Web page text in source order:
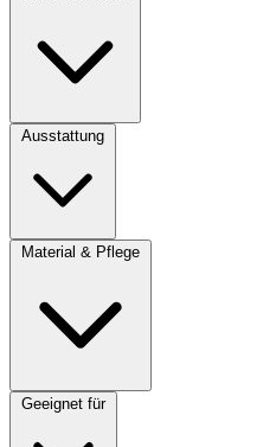
Ausstattung
Material & Pflege
Geeignet für